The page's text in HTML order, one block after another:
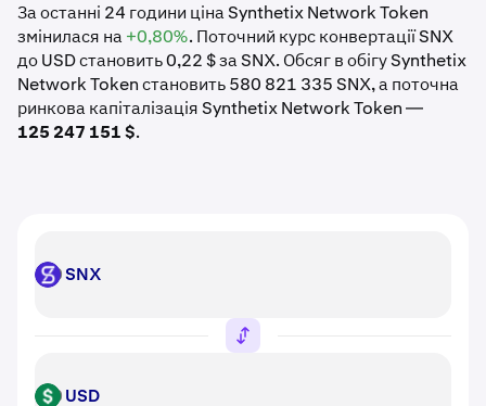
За останні 24 години ціна Synthetix Network Token
змінилася на +0,80%. Поточний курс конвертації SNX
до USD становить 0,22 $ за SNX. Обсяг в обігу Synthetix
Network Token становить 580 821 335 SNX, а поточна
ринкова капіталізація Synthetix Network Token —
125 247 151 $.
SNX SNX
USD USD